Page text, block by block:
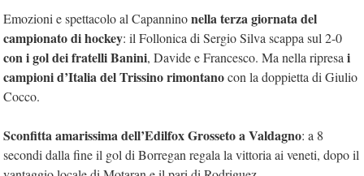
Emozioni e spettacolo al Capanninonella terza giornata del
campionato di hockey: il Follonica di Sergio Silva scappa sul 2-0
con i gol dei fratelli Banini, Davide e Francesco. Ma nella ripresa i
campioni d’Italia del Trissino rimontanocon la doppietta di Giulio
Cocco.
Sconfitta amarissima dell’Edilfox Grosseto a Valdagno: a 8
secondi dalla fine il gol di Borregan regala la vittoria ai veneti, dopo il